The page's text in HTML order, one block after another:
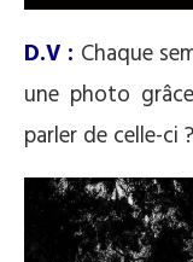
D.V : Chaque
une photo
parler de celle-ci ?